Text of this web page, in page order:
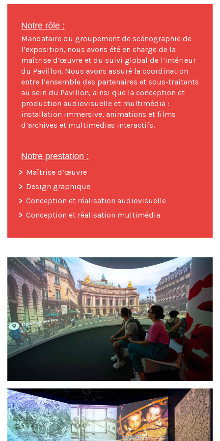
Notre rôle :
Mandataire du groupement de scénographie de
l’exposition, nous avons été en charge de la
maîtrise d’œuvre et du suivi global de l’intérieur
du Pavillon. Nous avons assuré la coordination
entre l’ensemble des partenaires et sous-traitants
au sein du Pavillon, ainsi que la conception et
production audiovisuelle et multimédia :
installation immersive, animations et films
d’archives et multimédias interactifs.
Notre prestation :
Maîtrise d’œuvre
Design graphique
Conception et réalisation audiovisuelle
Conception et réalisation multimédia